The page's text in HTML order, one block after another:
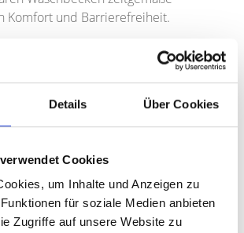
Details Über Cookies
Cookies
um Inhalte und Anzeigen zu
für soziale Medien anbieten
Zugriffe auf unsere Website zu
Komfort und Barrierefreiheit.
mit
und dreifach verriegelter
die Wohnqualität. Zusätzliche
Erdgeschoss (für die Wohnungen 1-6)
der Einheiten.